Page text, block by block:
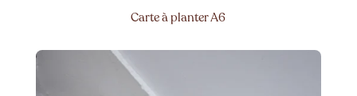
Carte à planter A6